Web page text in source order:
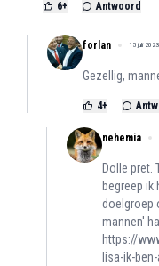
6+ Antwoord
forlan 15 juli
Gezellig,
4+
nehemia
Dolle pret.
begreep
doelgroep
mannen'
https://
lisa-ik-